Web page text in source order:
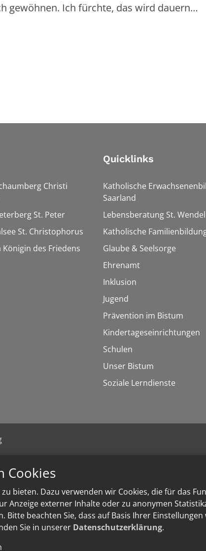
Cookies
bieten. Dazu verwenden wir Cookies, die für das
Anzeige externer Inhalte oder zu anonymen
Bitte beachten Sie, dass auf Basis Ihrer
Sie in unserer Datenschutzerklärung.
gewöhnen. Ich fürchte, das wird dauern…
Christi
St. Peter
St. Christophorus
des Friedens
Quicklinks
Katholische
Saarland
Lebensberatung St. Wendel
Katholische
Glaube & Seelsorge
Ehrenamt
Inklusion
Jugend
Prävention im Bistum
Kindertageseinrichtungen
Schulen
Unser Bistum
Soziale Lerndienste